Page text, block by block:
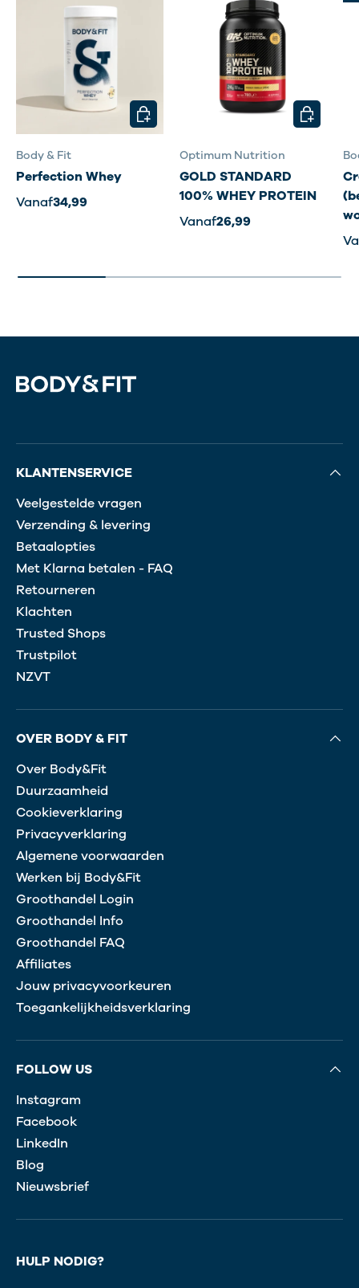
Body & Fit
Perfection Whey
Vanaf34,99
KIES MOGELIJKHEDEN
Optimum Nutrition
GOLD STANDARD
100% WHEY PROTEIN
Vanaf26,99
KIES
KLANTENSERVICE
Veelgestelde vragen
Verzending & levering
Betaalopties
Met Klarna betalen - FAQ
Retourneren
Klachten
Trusted Shops
Trustpilot
NZVT
OVER BODY & FIT
Over Body&Fit
Duurzaamheid
Cookieverklaring
Privacyverklaring
Algemene voorwaarden
Werken bij Body&Fit
Groothandel Login
Groothandel Info
Groothandel FAQ
Affiliates
Jouw privacyvoorkeuren
Toegankelijkheidsverklaring
FOLLOW US
Instagram
Facebook
LinkedIn
Blog
Nieuwsbrief
HULP NODIG?